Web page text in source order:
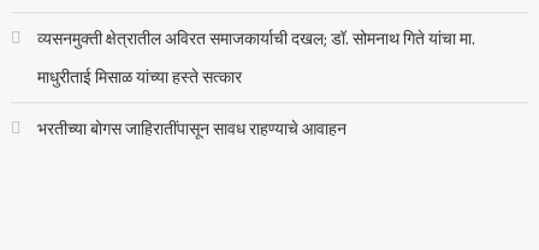
व्यसनमुक्ती क्षेत्रातील अविरत समाजकार्याची दखल; डॉ. सोमनाथ गिते यांचा मा.
माधुरीताई मिसाळ यांच्या हस्ते सत्कार
भरतीच्या बोगस जाहिरातींपासून सावध राहण्याचे आवाहन